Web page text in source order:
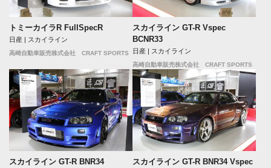
トミーカイラR FullSpecR
日産 | スカイライン
高崎自動車販売株式会社 CRAFT SPORTS
スカイライン GT-R Vspec
BCNR33
日産 | スカイライン
高崎自動車販売株式会社 CRAFT SPORTS
スカイライン GT-R BNR34
スカイライン GT-R BNR34 Vspec